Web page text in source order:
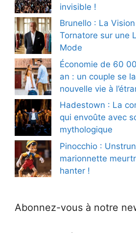
invisible !
Brunello : La
Tornatore sur une
Mode
Économie de 60
an : un couple se
nouvelle vie à
Hadestown : La
qui envoûte avec
mythologique
Pinocchio :
marionnette
hanter !
Abonnez-vous à notre